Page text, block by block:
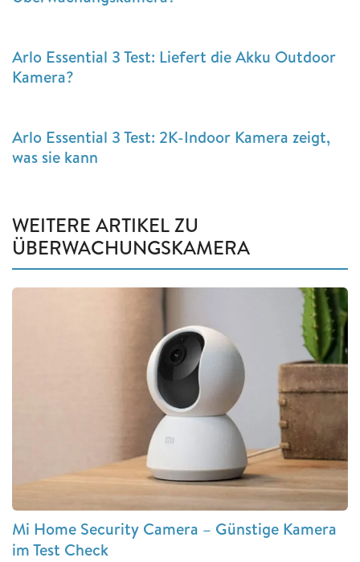
Arlo Essential 3 Test: Liefert die Akku Outdoor
Kamera?
Arlo Essential 3 Test: 2K-Indoor Kamera zeigt,
was sie kann
WEITERE ARTIKEL ZU
ÜBERWACHUNGSKAMERA
Mi Home Security Camera – Günstige Kamera
im Test Check